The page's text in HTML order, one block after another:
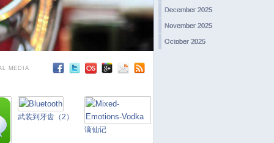
December 2025
November 2025
October 2025
MEDIA
武装到牙齿（2）
谪仙记